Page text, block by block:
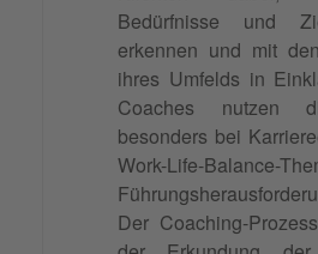
Bedürfnisse und
erkennen und mit
ihres Umfelds in
Coaches nutzen
besonders bei
Work-Life-
Der Coaching-